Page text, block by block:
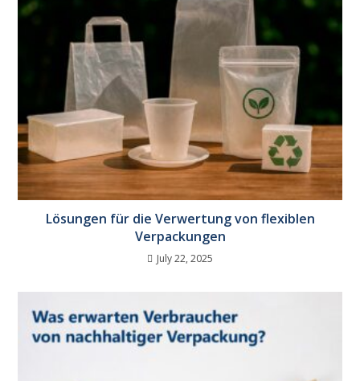
Lösungen für die Verwertung von flexiblen
Verpackungen
July 22, 2025